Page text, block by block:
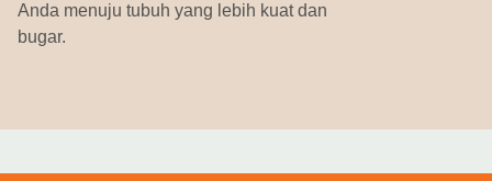
Anda menuju tubuh yang lebih kuat dan
bugar.